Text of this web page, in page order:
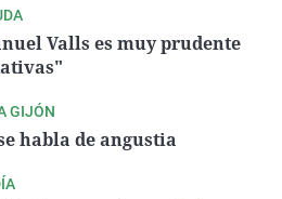
Valls es muy prudente
GIJÓN
habla de angustia